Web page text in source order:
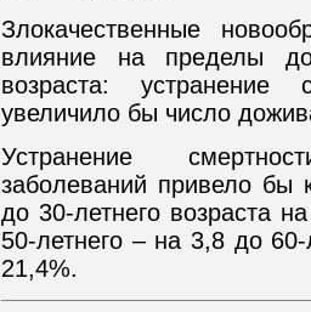
Злокачественные
влияние на пределы
возраста:
увеличило бы число
Устранение
заболеваний привело бы
до 30-летнего возраста
50-летнего – на 3,8 до
21,4%.